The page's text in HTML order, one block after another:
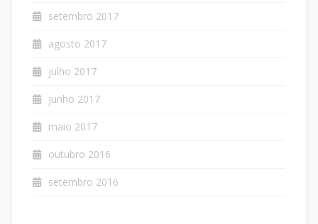
setembro 2017
agosto 2017
julho 2017
junho 2017
maio 2017
outubro 2016
setembro 2016